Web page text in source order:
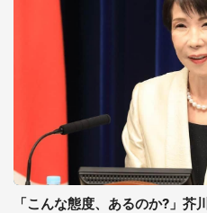
「こんな態度、あるのか?」芥